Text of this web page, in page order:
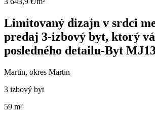
Limitovaný dizajn v srdci
predaj 3-izbový byt, ktorý
posledného detailu-Byt
Martin, okres Martin
3 izbový byt
59 m²